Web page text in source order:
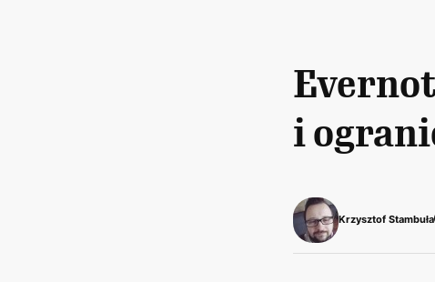
i
Krzysztof Stambuła